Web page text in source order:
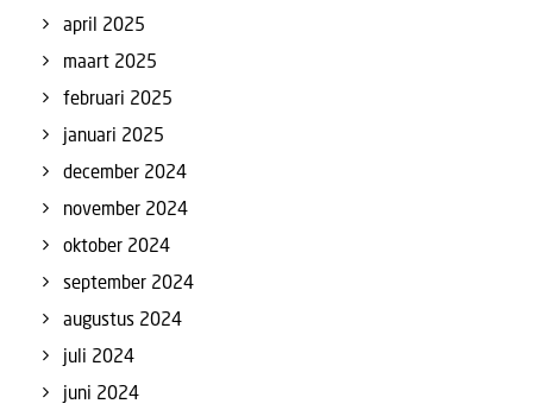
april 2025
maart 2025
februari 2025
januari 2025
december 2024
november 2024
oktober 2024
september 2024
augustus 2024
juli 2024
juni 2024